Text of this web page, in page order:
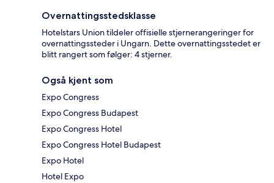
Overnattingsstedsklasse
Hotelstars Union tildeler offisielle stjernerangeringer for
overnattingssteder i Ungarn. Dette overnattingsstedet er
blitt rangert som følger: 4 stjerner.
Også kjent som
Expo Congress
Expo Congress Budapest
Expo Congress Hotel
Expo Congress Hotel Budapest
Expo Hotel
Hotel Expo